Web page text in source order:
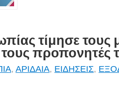
τίμησε τους
τους
, ΑΡΙΔΑΙΑ, ΕΙΔΗΣΕΙΣ,